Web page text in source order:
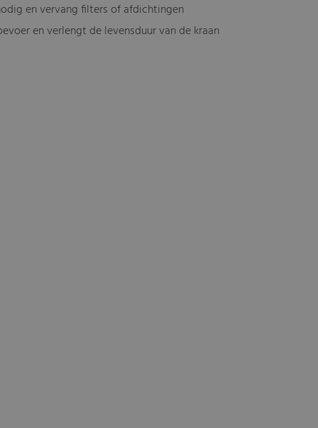
en vervang filters of afdichtingen
en verlengt de levensduur van de kraan